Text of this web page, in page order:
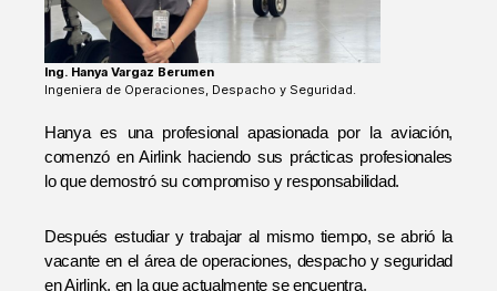
Ing. Hanya Vargaz Berumen
Ingeniera de Operaciones, Despacho y Seguridad.
Hanya es una profesional apasionada por la aviación,
comenzó en Airlink haciendo sus prácticas profesionales
lo que demostró su compromiso y responsabilidad.
Después estudiar y trabajar al mismo tiempo, se abrió la
vacante en el área de operaciones, despacho y seguridad
en Airlink, en la que actualmente se encuentra.